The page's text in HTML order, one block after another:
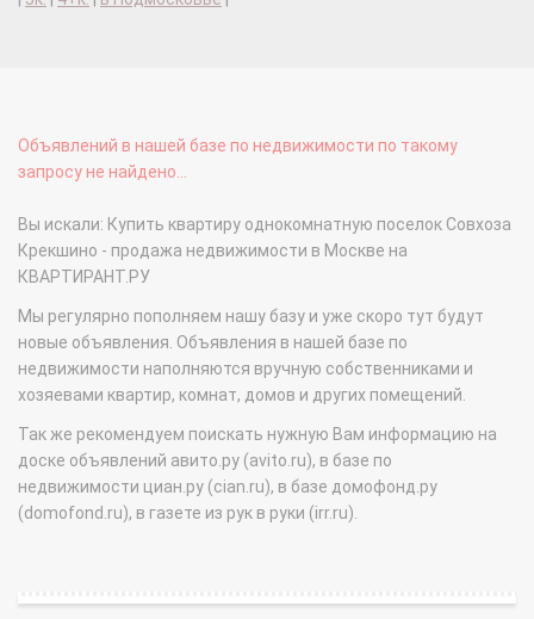
Объявлений в нашей базе по недвижимости по такому
запросу не найдено...
Вы искали: Купить квартиру однокомнатную поселок Совхоза
Крекшино - продажа недвижимости в Москве на
КВАРТИРАНТ.РУ
Мы регулярно пополняем нашу базу и уже скоро тут будут
новые объявления. Объявления в нашей базе по
недвижимости наполняются вручную собственниками и
хозяевами квартир, комнат, домов и других помещений.
Так же рекомендуем поискать нужную Вам информацию на
доске объявлений авито.ру (avito.ru), в базе по
недвижимости циан.ру (cian.ru), в базе домофонд.ру
(domofond.ru), в газете из рук в руки (irr.ru).